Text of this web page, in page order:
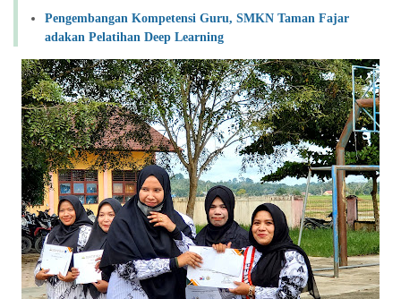
Pengembangan Kompetensi Guru, SMKN Taman Fajar
adakan Pelatihan Deep Learning